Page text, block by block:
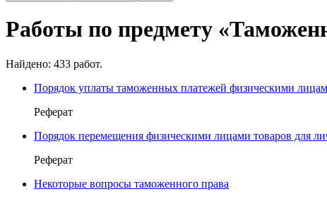
Работы по предмету «
Найдено: 433 работ.
Порядок уплаты таможенных платежей физическими
Реферат
Порядок перемещения физическими лицами товаров для
Реферат
Некоторые вопросы таможенного права